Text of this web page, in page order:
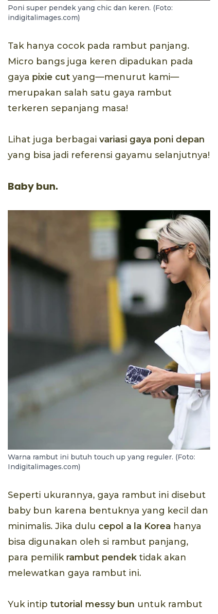
Poni super pendek yang chic dan keren. (Foto:
indigitalimages.com)
Tak hanya cocok pada rambut panjang.
Micro bangs juga keren dipadukan pada
gaya pixie cut yang—menurut kami—
merupakan salah satu gaya rambut
terkeren sepanjang masa!
Lihat juga berbagai variasi gaya poni depan
yang bisa jadi referensi gayamu selanjutnya!
Baby bun.
Warna rambut ini butuh touch up yang reguler. (Foto:
Indigitalimages.com)
Seperti ukurannya, gaya rambut ini disebut
baby bun karena bentuknya yang kecil dan
minimalis. Jika dulu cepol a la Korea hanya
bisa digunakan oleh si rambut panjang,
para pemilik rambut pendek tidak akan
melewatkan gaya rambut ini.
Yuk intip tutorial messy bun untuk rambut